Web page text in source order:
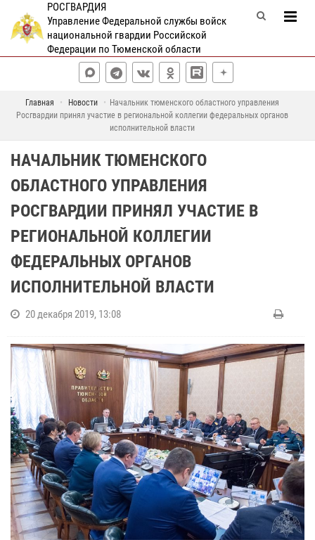
РОСГВАРДИЯ
Управление Федеральной службы войск
национальной гвардии Российской
Федерации по Тюменской области
Главная Новости
Начальник тюменского областного управления
Росгвардии принял участие в региональной коллегии федеральных органов
исполнительной власти
НАЧАЛЬНИК ТЮМЕНСКОГО
ОБЛАСТНОГО УПРАВЛЕНИЯ
РОСГВАРДИИ ПРИНЯЛ УЧАСТИЕ В
РЕГИОНАЛЬНОЙ КОЛЛЕГИИ
ФЕДЕРАЛЬНЫХ ОРГАНОВ
ИСПОЛНИТЕЛЬНОЙ ВЛАСТИ
20 декабря 2019, 13:08